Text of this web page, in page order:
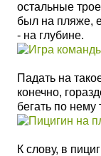
остальные
был на пляже,
- на глубине.
Падать на
конечно,
бегать по нему
К слову, в